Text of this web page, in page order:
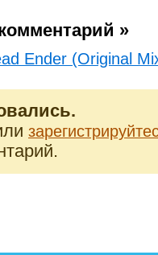
»
Ender (Original